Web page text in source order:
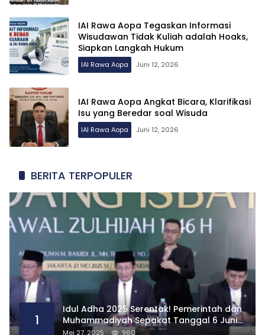
IAI Rawa Aopa Tegaskan Informasi
Wisudawan Tidak Kuliah adalah Hoaks,
Siapkan Langkah Hukum
IAI Rawa Aopa Juni 12, 2026
IAI Rawa Aopa Angkat Bicara, Klarifikasi
Isu yang Beredar soal Wisuda
IAI Rawa Aopa Juni 12, 2026
BERITA TERPOPULER
1
Idul Adha 2025 Serentak! Pemerintah dan
Muhammadiyah Sepakat Tanggal 6 Juni
2025
Mei 27, 2025 960